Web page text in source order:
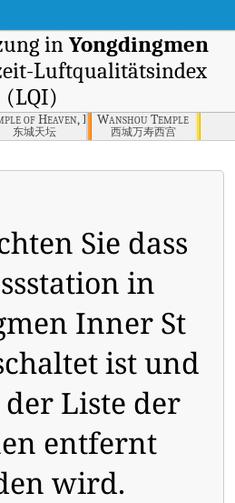
inYongdingmen
Luftqualitätsindex
(LQI)
of Heaven, Dongcheng
东城天坛
Wanshou Temple
西城万寿西宫
Sie dass
in
Inner St
ist und
Liste der
entfernt
wird.